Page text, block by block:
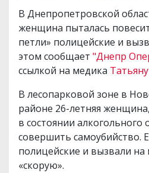
В Днепропетровской
женщина пыталась
петли» полицейские и
этом сообщает "Днепр
ссылкой на медика
В лесопарковой зоне в
районе 26-летняя
в состоянии алкогольного
совершить самоубийство.
полицейские и вызвали на
«скорую».